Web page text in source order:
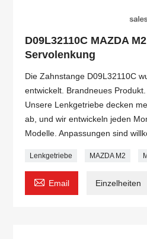
D09L32110C MAZDA
Servolenkung
Die Zahnstange D09L32110C
entwickelt. Brandneues Produkt.
Unsere Lenkgetriebe decken
ab, und wir entwickeln jeden
Modelle. Anpassungen sind
Lenkgetriebe MAZDA M2
 Email Einzelheiten